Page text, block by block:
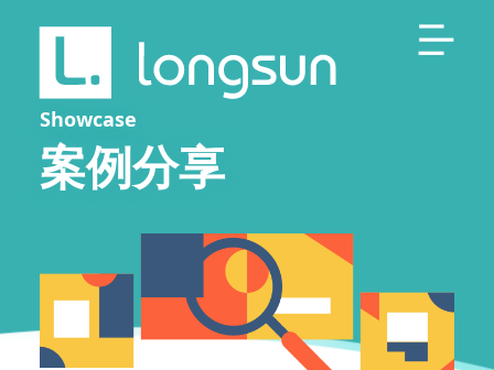
Showcase
案例分享